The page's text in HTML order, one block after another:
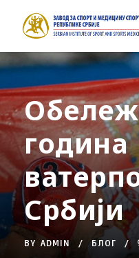
година
Србији
BY ADMIN БЛОГ